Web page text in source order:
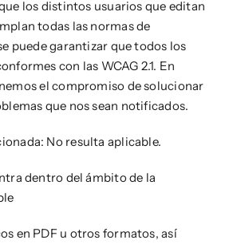
los distintos usuarios que editan
todas las normas de
puede garantizar que todos los
con las WCAG 2.1. En
el compromiso de solucionar
que nos sean notificados.
No resulta aplicable.
dentro del ámbito de la
en PDF u otros formatos, así